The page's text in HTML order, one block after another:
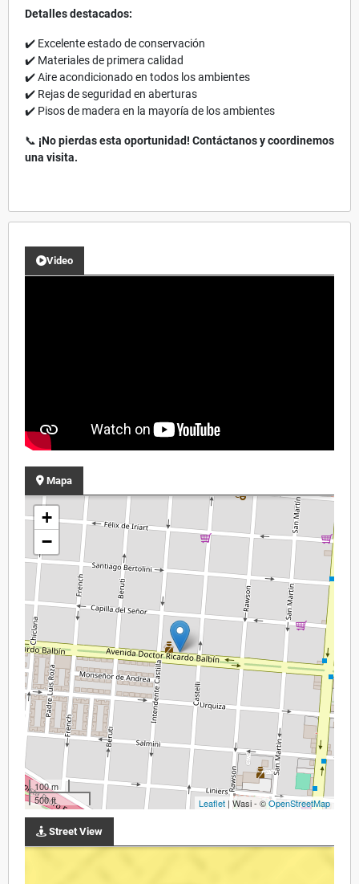
Detalles destacados:
✔️ Excelente estado de conservación
✔️ Materiales de primera calidad
✔️ Aire acondicionado en todos los ambientes
✔️ Rejas de seguridad en aberturas
✔️ Pisos de madera en la mayoría de los ambientes
📞 ¡No pierdas esta oportunidad! Contáctanos y coordinemos
una visita.
Video
Mapa
+
−
100 m
500 ft
Leaflet | Wasi - ©OpenStreetMap
Street View